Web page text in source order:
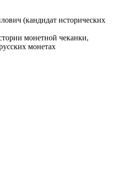
(кандидат исторических
монетной чеканки,
монетах